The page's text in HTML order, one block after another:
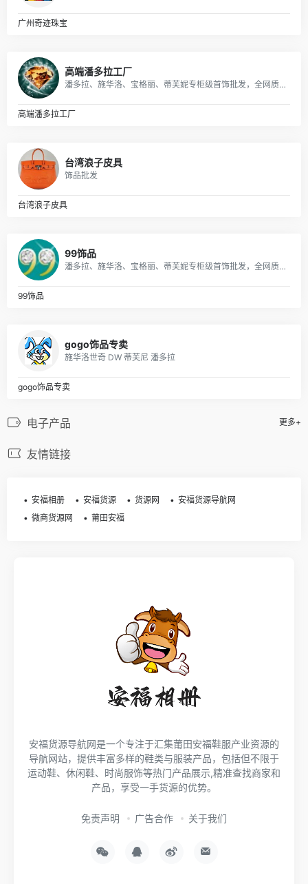
广州奇迹珠宝
高端潘多拉工厂
潘多拉、施华洛、宝格丽、蒂芙妮专柜级首饰批发，全网质量最优，全部现货秒发。
高端潘多拉工厂
台湾浪子皮具
饰品批发
台湾浪子皮具
99饰品
潘多拉、施华洛、宝格丽、蒂芙妮专柜级首饰批发，全网质量最优，全部现货秒发。
99饰品
gogo饰品专卖
施华洛世奇 DW 蒂芙尼 潘多拉
gogo饰品专卖
电子产品 更多+
友情链接
安福相册 安福货源 货源网
安福货源导航网
微商货源网
莆田安福
安福货源导航网是一个专注于汇集莆田安福鞋服产业资源的
导航网站，提供丰富多样的鞋类与服装产品，包括但不限于
运动鞋、休闲鞋、时尚服饰等热门产品展示,精准查找商家和
产品，享受一手货源的优势。
免责声明 广告合作 关于我们